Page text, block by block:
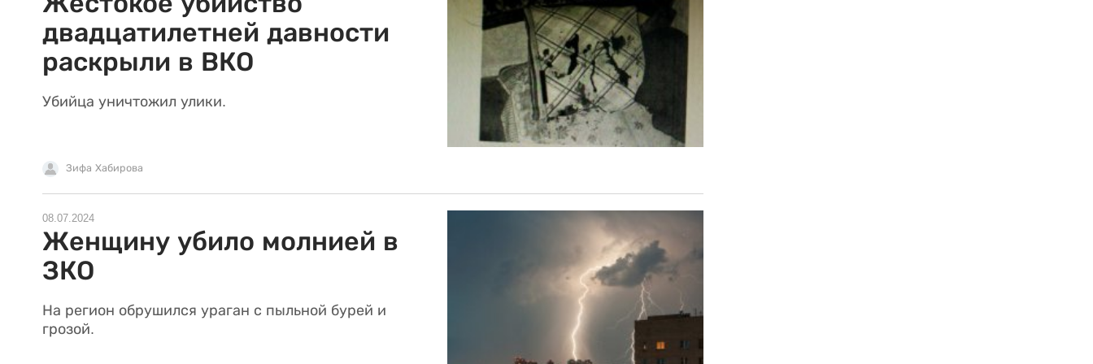
двадцатилетней давности
раскрыли в ВКО
Убийца уничтожил улики.
Зифа Хабирова
08.07.2024
Женщину убило молнией в
ЗКО
На регион обрушился ураган с пыльной бурей и
грозой.